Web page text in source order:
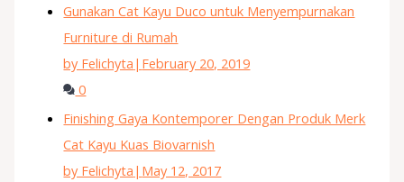
Gunakan Cat Kayu Duco untuk Menyempurnakan
Furniture di Rumah
by Felichyta | February 20, 2019
0
Finishing Gaya Kontemporer Dengan Produk Merk
Cat Kayu Kuas Biovarnish
by Felichyta | May 12, 2017